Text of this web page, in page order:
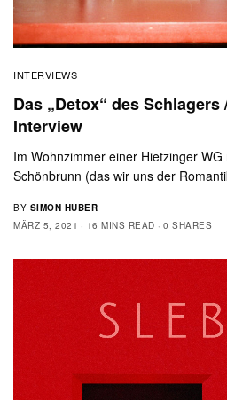
INTERVIEWS
Das „Detox“ des
Interview
Im Wohnzimmer einer Hietzinger
Schönbrunn (das wir uns der
BY SIMON HUBER
MÄRZ 5, 2021
16 MINS READ 0 SHARES